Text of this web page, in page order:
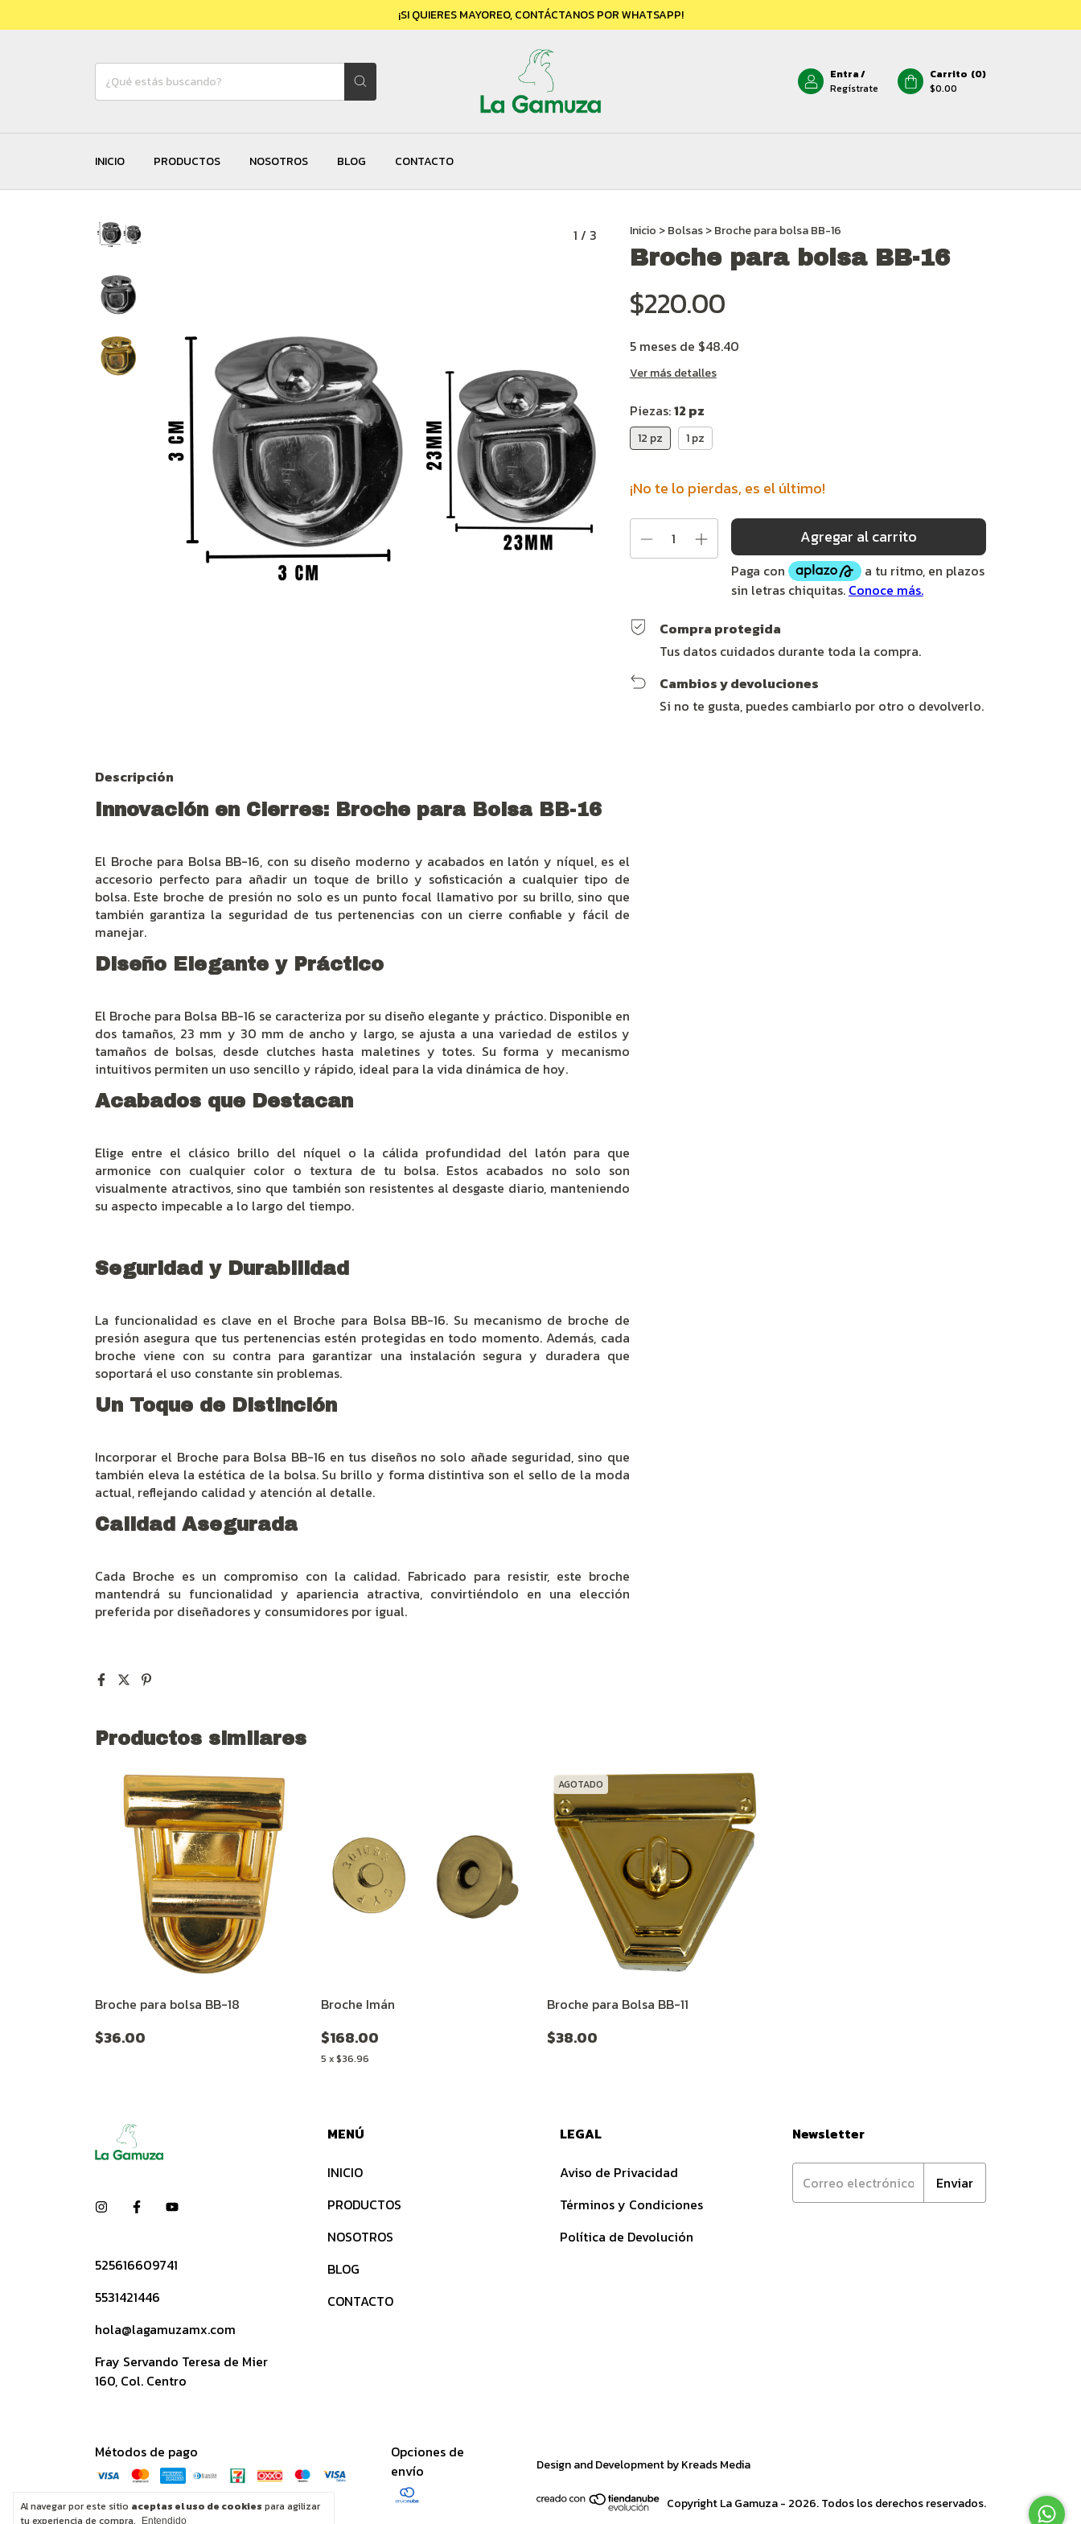
¡SI QUIERES MAYOREO, CONTÁCTANOS POR WHATSAPP!
Entra/
Regístrate
Carrito (0)
$0.00
INICIO PRODUCTOS NOSOTROS BLOG CONTACTO
Al navegar por este sitio aceptas el uso de cookies para agilizar
tu experiencia de compra.
Entendido
1 / 3 Inicio > Bolsas > Broche para bolsa BB-16
Broche para bolsa BB-16
$220.00
5 meses de $48.40
Ver más detalles
Piezas:12 pz
12 pz 1 pz
¡No te lo pierdas, es el último!
Compra protegida
Tus datos cuidados durante toda la compra.
Cambios y devoluciones
Si no te gusta, puedes cambiarlo por otro o devolverlo.
Descripción
Innovación en Cierres: Broche para Bolsa BB-16
El Broche para Bolsa BB-16, con su diseño moderno y acabados en latón y níquel, es el
accesorio perfecto para añadir un toque de brillo y sofisticación a cualquier tipo de
bolsa. Este broche de presión no solo es un punto focal llamativo por su brillo, sino que
también garantiza la seguridad de tus pertenencias con un cierre confiable y fácil de
manejar.
Diseño Elegante y Práctico
El Broche para Bolsa BB-16 se caracteriza por su diseño elegante y práctico. Disponible en
dos tamaños, 23 mm y 30 mm de ancho y largo, se ajusta a una variedad de estilos y
tamaños de bolsas, desde clutches hasta maletines y totes. Su forma y mecanismo
intuitivos permiten un uso sencillo y rápido, ideal para la vida dinámica de hoy.
Acabados que Destacan
Elige entre el clásico brillo del níquel o la cálida profundidad del latón para que
armonice con cualquier color o textura de tu bolsa. Estos acabados no solo son
visualmente atractivos, sino que también son resistentes al desgaste diario, manteniendo
su aspecto impecable a lo largo del tiempo.
Seguridad y Durabilidad
La funcionalidad es clave en el Broche para Bolsa BB-16. Su mecanismo de broche de
presión asegura que tus pertenencias estén protegidas en todo momento. Además, cada
broche viene con su contra para garantizar una instalación segura y duradera que
soportará el uso constante sin problemas.
Un Toque de Distinción
Incorporar el Broche para Bolsa BB-16 en tus diseños no solo añade seguridad, sino que
también eleva la estética de la bolsa. Su brillo y forma distintiva son el sello de la moda
actual, reflejando calidad y atención al detalle.
Calidad Asegurada
Cada Broche es un compromiso con la calidad. Fabricado para resistir, este broche
mantendrá su funcionalidad y apariencia atractiva, convirtiéndolo en una elección
preferida por diseñadores y consumidores por igual.
Productos similares
Broche para bolsa BB-18
$36.00
Broche Imán
$168.00
5 x$36.96
AGOTADO
Broche para Bolsa BB-11
$38.00
525616609741
5531421446
hola@lagamuzamx.com
Fray Servando Teresa de Mier
160, Col. Centro
MENÚ
INICIO
PRODUCTOS
NOSOTROS
BLOG
CONTACTO
LEGAL
Aviso de Privacidad
Términos y Condiciones
Política de Devolución
Newsletter
Métodos de pago
Opciones de
envío
Design and Development by Kreads Media
Copyright La Gamuza - 2026. Todos los derechos reservados.